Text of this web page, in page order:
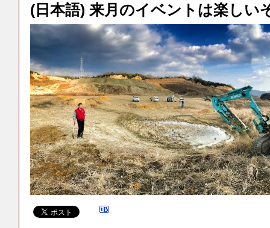
(日本語) 来月のイベントは楽しい